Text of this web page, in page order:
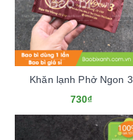
Khăn lạnh Phở Ngon 3
730₫